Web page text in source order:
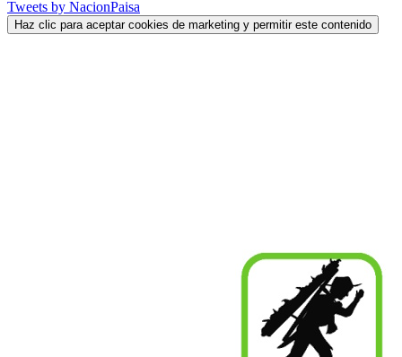
Tweets by NacionPaisa
Haz clic para aceptar cookies de marketing y permitir este contenido